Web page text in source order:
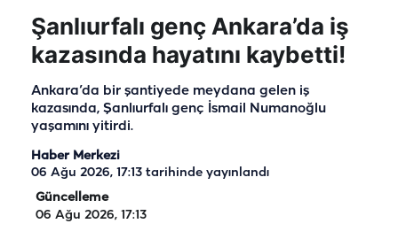
Şanlıurfalı genç Ankara’da iş
kazasında hayatını kaybetti!
Ankara’da bir şantiyede meydana gelen iş
kazasında, Şanlıurfalı genç İsmail Numanoğlu
yaşamını yitirdi.
Haber Merkezi
06 Ağu 2026, 17:13 tarihinde yayınlandı
Güncelleme
06 Ağu 2026, 17:13